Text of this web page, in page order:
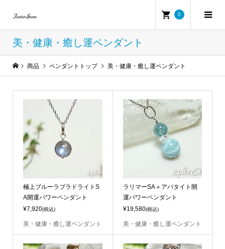
0
美・健康・癒し運ペンダント
商品 ペンダントトップ 美・健康・癒し運ペンダント
極上ブルーラブラドライトS
A開運パワーペンダント
¥7,920(税込)
美・健康・癒し運ペンダント
ラリマーSA＋アパタイト開
運パワーペンダント
¥19,580(税込)
美・健康・癒し運ペンダント